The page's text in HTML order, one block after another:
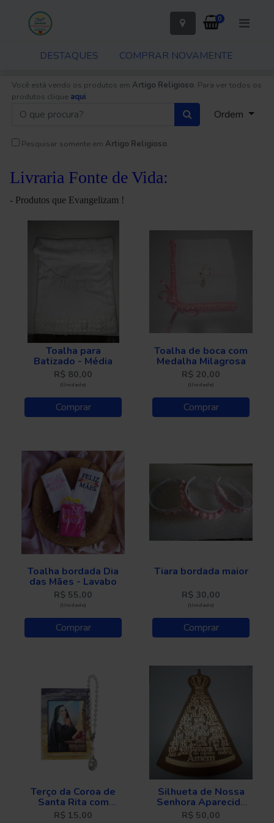
0
DESTAQUES COMPRAR NOVAMENTE
Você está vendo os produtos em Artigo Religioso. Para ver todos os
produtos clique aqui.
Ordem
Pesquisar somente em Artigo Religioso.
Livraria Fonte de Vida:
- Produtos que Evangelizam !
Toalha para
Batizado - Média
R$ 80,00
(Unidade)
Comprar
Toalha de boca com
Medalha Milagrosa
R$ 20,00
(Unidade)
Comprar
Toalha bordada Dia
das Mães - Lavabo
R$ 55,00
(Unidade)
Comprar
Tiara bordada maior
R$ 30,00
(Unidade)
Comprar
Terço da Coroa de
Santa Rita com
folheto
R$ 15,00
Silhueta de Nossa
Senhora Aparecida
em MDF com oração
R$ 50,00